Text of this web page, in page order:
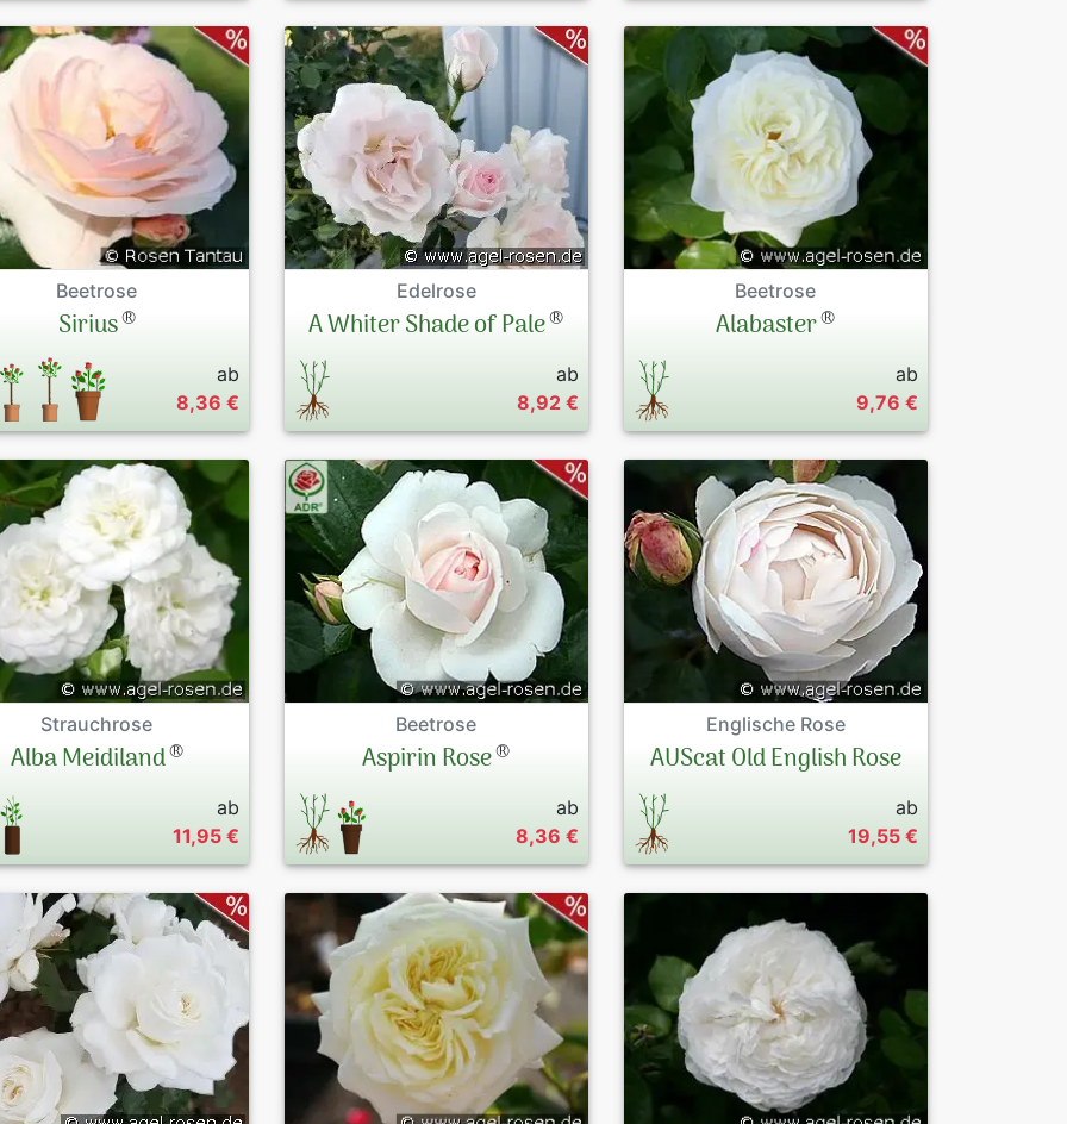
Beetrose
Sirius®
ab
8,36 €
Edelrose
A Whiter Shade of Pale®
ab
8,92 €
Beetrose
Alabaster®
ab
9,76 €
Strauchrose
Alba Meidiland®
ab
11,95 €
Beetrose
Aspirin Rose®
ab
8,36 €
Englische Rose
AUScat Old English Rose
ab
19,55 €